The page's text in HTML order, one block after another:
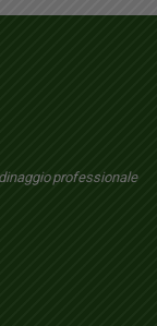
professionale